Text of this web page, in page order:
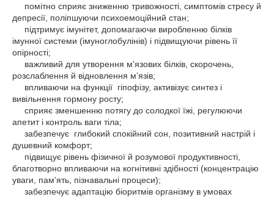
помітно сприяє зниженню тривожності, симптомів стресу й
депресії, поліпшуючи психоемоційний стан;
підтримує імунітет, допомагаючи виробленню білків
імунної системи (імуноглобулінів) і підвищуючи рівень її
опірності;
важливий для утворення м'язових білків, скорочень,
розслаблення й відновлення м’язів;
впливаючи на функції гіпофізу, активізує синтез і
вивільнення гормону росту;
сприяє зменшенню потягу до солодкої їжі, регулюючи
апетит і контроль ваги тіла;
забезпечує глибокий спокійний сон, позитивний настрій і
душевний комфорт;
підвищує рівень фізичної й розумової продуктивності,
благотворно впливаючи на когнітивні здібності (концентрацію
уваги, пам’ять, пізнавальні процеси);
забезпечує адаптацію біоритмів організму в умовах